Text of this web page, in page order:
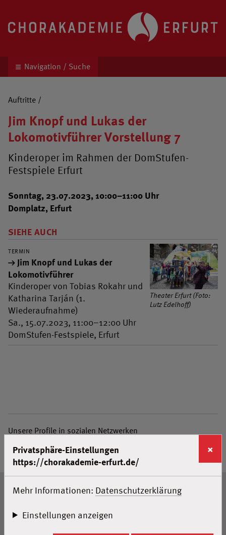
Navigation / Suche
Auftritte /
Jim Knopf und Lukas der
Lokomotivführer Vorstellung 7
Kinderoper im Rahmen der DomStufen-
Festspiele Erfurt
Sonntag, 23.07.2023, 10:00–11:00 Uhr
Domplatz, Erfurt
SIEHE AUCH
TERMIN
Jim Knopf und Lukas der
Lokomotivführer
Kinderoper von Tobias Rokahr und
Katharina Tarján (1.
Wiederaufnahme)
Sa., 15.07.2023, 11:00–12:00 Uhr
DomStufen-Festspiele, Erfurt
Theater Erfurt (Foto:
Lutz Edelhoff)
Unsere Profile in sozialen Netzwerken
Facebook
Mastodon
Instagram
Youtube
Seitenanfang
Home
Privatsphäre-Einstellungen
https://chorakademie-erfurt.de/
×
Mehr Informationen: Datenschutzerklärung
Einstellungen anzeigen